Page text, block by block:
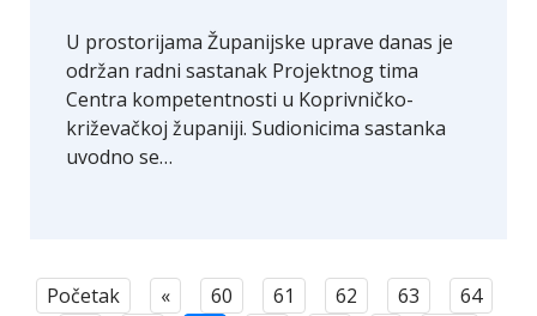
U prostorijama Županijske uprave danas je
održan radni sastanak Projektnog tima
Centra kompetentnosti u Koprivničko-
križevačkoj županiji. Sudionicima sastanka
uvodno se…
Početak « 60 61 62 63
64